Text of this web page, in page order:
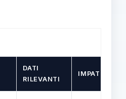
DATI
RILEVANTI
IMPATTO